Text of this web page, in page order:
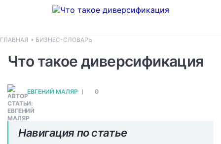
ГЛАВНАЯ БИЗНЕС-СЛОВАРЬ
Что такое диверсификация
ЕВГЕНИЙ МАЛЯР 0
Навигация по статье